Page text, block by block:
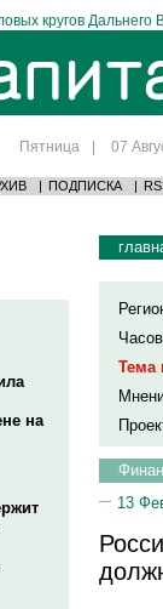
кругов Дальнего
Пятница | 07
| ПОДПИСКА |
на
Тема
13